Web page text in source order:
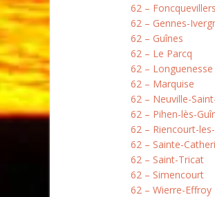
62 –
62 – Gennes-
62 – Guînes
62 – Le Parcq
62 –
62 – Marquise
62 – Neuville-
62 – Pihen-lès-
62 – Riencourt-
62 – Sainte-
62 – Saint-Tricat
62 – Simencourt
62 – Wierre-Effroy